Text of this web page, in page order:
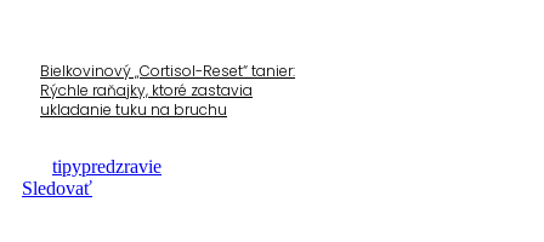
Bielkovinový „Cortisol-Reset“ tanier:
Rýchle raňajky, ktoré zastavia
ukladanie tuku na bruchu
tipypredzravie
Sledovať